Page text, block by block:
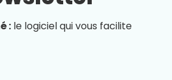
: le logiciel qui vous facilite